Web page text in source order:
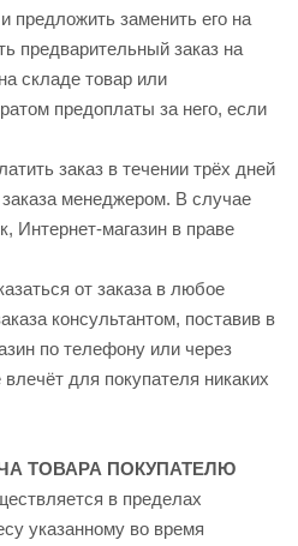
предложить заменить его на
предварительный заказ на
складе товар или
предоплаты за него, если
заказ в течении трёх дней
менеджером. В случае
Интернет-магазин в праве
от заказа в любое
консультантом, поставив в
по телефону или через
для покупателя никаких
ТОВАРА ПОКУПАТЕЛЮ
в пределах
указанному во время